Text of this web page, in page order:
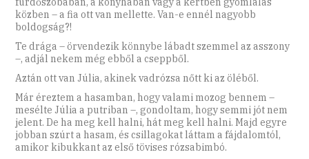
közben – a fia ott van mellette. Van-e ennél nagyobb
boldogság?!
Te drága – örvendezik könnybe lábadt szemmel az asszony
–, adjál nekem még ebből a cseppből.
Aztán ott van Júlia, akinek vadrózsa nőtt ki az öléből.
Már éreztem a hasamban, hogy valami mozog bennem –
mesélte Júlia a putriban –, gondoltam, hogy semmi jót nem
jelent. De ha meg kell halni, hát meg kell halni. Majd egyre
jobban szúrt a hasam, és csillagokat láttam a fájdalomtól,
amikor kibukkant az első tövises rózsabimbó.